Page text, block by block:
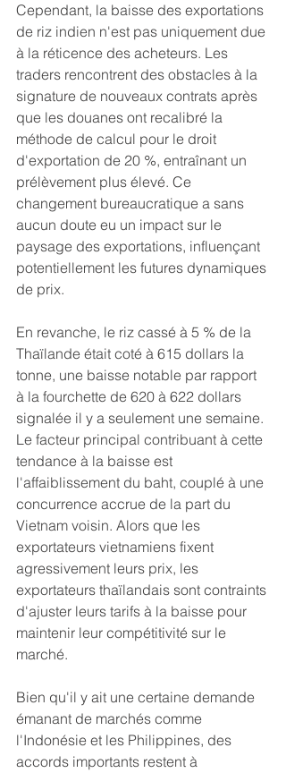
Cependant, la baisse des exportations
de riz indien n'est pas uniquement due
à la réticence des acheteurs. Les
traders rencontrent des obstacles à la
signature de nouveaux contrats après
que les douanes ont recalibré la
méthode de calcul pour le droit
d'exportation de 20 %, entraînant un
prélèvement plus élevé. Ce
changement bureaucratique a sans
aucun doute eu un impact sur le
paysage des exportations, influençant
potentiellement les futures dynamiques
de prix.
En revanche, le riz cassé à 5 % de la
Thaïlande était coté à 615 dollars la
tonne, une baisse notable par rapport
à la fourchette de 620 à 622 dollars
signalée il y a seulement une semaine.
Le facteur principal contribuant à cette
tendance à la baisse est
l'affaiblissement du baht, couplé à une
concurrence accrue de la part du
Vietnam voisin. Alors que les
exportateurs vietnamiens fixent
agressivement leurs prix, les
exportateurs thaïlandais sont contraints
d'ajuster leurs tarifs à la baisse pour
maintenir leur compétitivité sur le
marché.
Bien qu'il y ait une certaine demande
émanant de marchés comme
l'Indonésie et les Philippines, des
accords importants restent à